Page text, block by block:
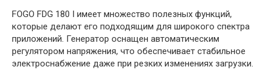
FOGO FDG 180 I имеет множество полезных функций,
которые делают его подходящим для широкого спектра
приложений. Генератор оснащен автоматическим
регулятором напряжения, что обеспечивает стабильное
электроснабжение даже при резких изменениях загрузки.